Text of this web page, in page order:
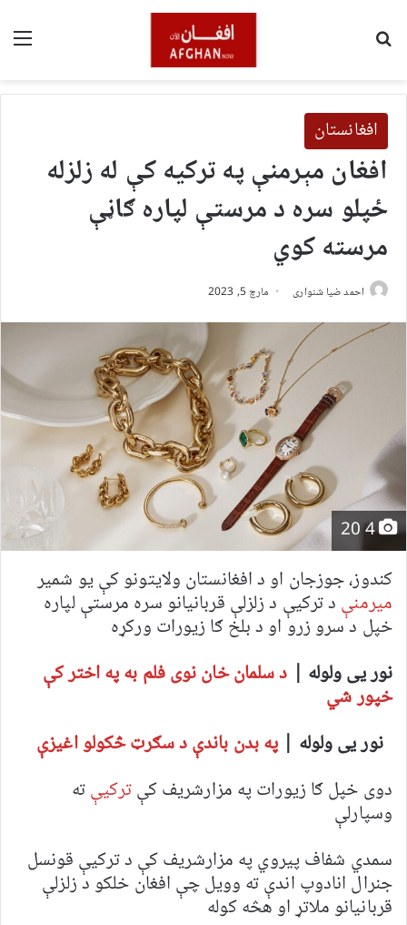
افغانستان
افغان مېرمنې په ترکیه کې له زلزله
ځپلو سره د مرستې لپاره ګاڼې
مرسته کوي
احمد ضیا شنواری مارچ 5, 2023
4 20
کندوز، جوزجان او د افغانستان ولایتونو کې یو شمیر
میرمنې د ترکیې د زلزلې قربانیانو سره مرستې لپاره
خپل د سرو زرو او د بلخ ګا زیورات ورکړه
نور یی ولوله | د سلمان خان نوی فلم به په اختر کې
خپور شي
نور یی ولوله |په بدن باندې د سګرټ څکولو اغیزې
دوی خپل ګا زیورات په مزارشریف کېترکیېته
وسپارلې
سمدي شفاف پیروي په مزارشریف کې د ترکیې قونسل
جنرال انادوپ اندې ته وویل چې افغان خلکو د زلزلې
قربانیانو ملاتړ او هڅه کوله